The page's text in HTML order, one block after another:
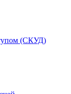
(СКУД)